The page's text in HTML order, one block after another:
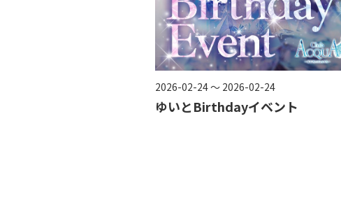
2026-02-24 ～ 2026-02-24
ゆいとBirthdayイベント